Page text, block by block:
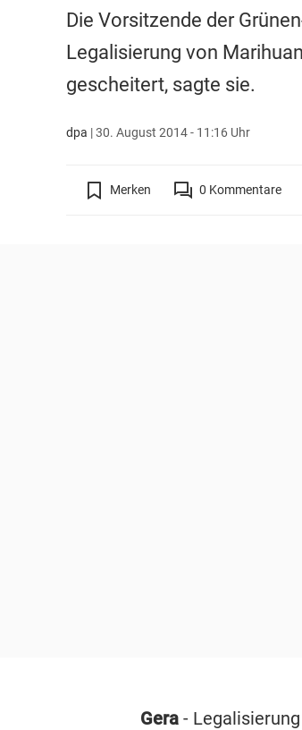
Die Vorsitzende der
Legalisierung von
gescheitert, sagte sie.
dpa |30. August 2014 - 11:16 Uhr
Merken 0 Kommentare
Gera-